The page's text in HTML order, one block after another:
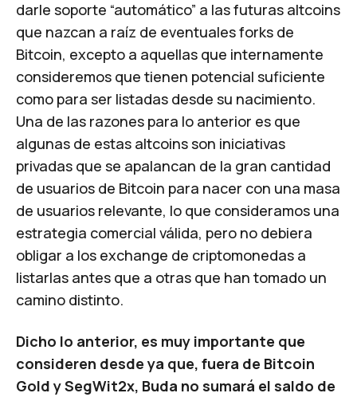
darle soporte “automático” a las futuras altcoins
que nazcan a raíz de eventuales forks de
Bitcoin, excepto a aquellas que internamente
consideremos que tienen potencial suficiente
como para ser listadas desde su nacimiento.
Una de las razones para lo anterior es que
algunas de estas altcoinsson iniciativas
privadas que se apalancan de la gran cantidad
de usuarios de Bitcoin para nacer con una masa
de usuarios relevante, lo que consideramos una
estrategia comercial válida, pero no debiera
obligar a los exchange de criptomonedas a
listarlas antes que a otras que han tomado un
camino distinto.
Dicho lo anterior, es muy importante que
consideren desde ya que, fuera de Bitcoin
Gold y SegWit2x, Buda no sumará el saldo de